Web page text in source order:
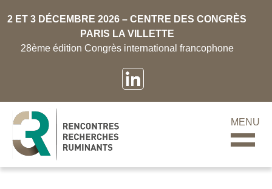
2 ET 3 DÉCEMBRE 2026 – CENTRE DES CONGRÈS
PARIS LA VILLETTE
28ème édition Congrès international francophone
MENU